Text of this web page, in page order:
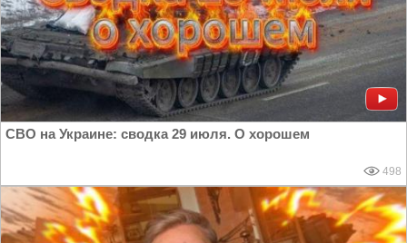
СВО на Украине: сводка 29 июля. О хорошем
498